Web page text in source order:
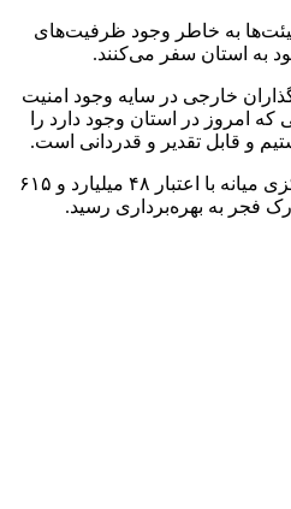
به خاطر وجود ظرفیت‌های
به استان سفر می‌کنند.
خارجی در سایه وجود امنیت
امروز در استان وجود دارد را
و قابل تقدیر و قدردانی است.
۱۳ پروژه عمرانی در بخش مرکزی میانه با اعتبار ۴۸ میلیارد و ۶۱۵
فجر به بهره‌برداری رسید.